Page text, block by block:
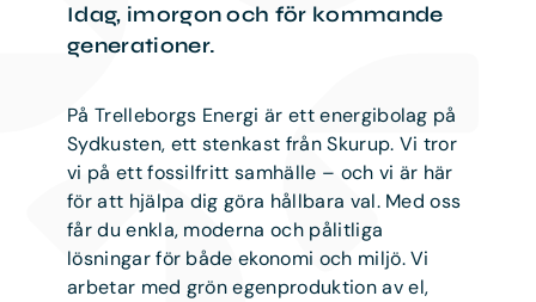
Idag, imorgon och för kommande
generationer.
På Trelleborgs Energi är ett energibolag på
Sydkusten, ett stenkast från Skurup. Vi tror
vi på ett fossilfritt samhälle – och vi är här
för att hjälpa dig göra hållbara val. Med oss
får du enkla, moderna och pålitliga
lösningar för både ekonomi och miljö. Vi
arbetar med grön egenproduktion av el,